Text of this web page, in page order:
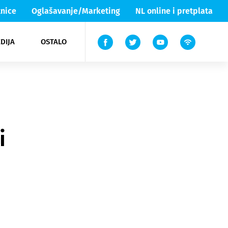
Oglašavanje/Marketing NL online i pretplata
OSTALO
Lika & Senj
TV